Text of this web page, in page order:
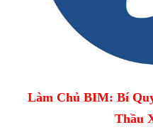
Làm Chủ BIM: Bí
Thầu